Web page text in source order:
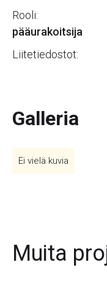
Rooli:
pääurakoitsija
Liitetiedostot:
Galleria
Ei vielä kuvia
Muita